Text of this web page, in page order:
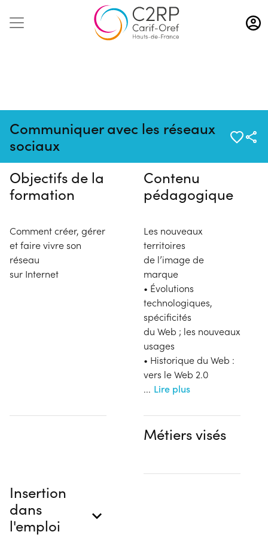
Aller
au
contenu
Communiquer avec les réseaux
sociaux
Pas de session programmée en
ce moment
Objectifs de la
formation
Comment créer, gérer
et faire vivre son
réseau
sur Internet
Contenu
pédagogique
Les nouveaux
territoires
de l’image de
marque
• Évolutions
technologiques,
spécificités
du Web ; les nouveaux
usages
• Historique du Web :
vers le Web 2.0
... Lire plus
Métiers visés
Insertion
dans
l'emploi